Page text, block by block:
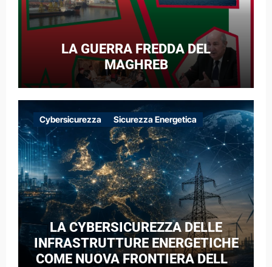
LA GUERRA FREDDA DEL
MAGHREB
Cybersicurezza Sicurezza Energetica
LA CYBERSICUREZZA DELLE
INFRASTRUTTURE ENERGETICHE
COME NUOVA FRONTIERA DELLA